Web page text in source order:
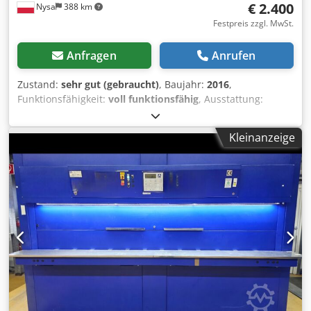
Nysa 388 km € 2.400
Festpreis zzgl. MwSt.
Anfragen Anrufen
Zustand: sehr gut (gebraucht), Baujahr: 2016,
Funktionsfähigkeit: voll funktionsfähig, Ausstattung:
, WIESHEU EUROMAT B5 / B10
VARIO BÄCKEREI OFEN Baujahre 2016 Voll funktionsfähig,
in sehr gutem technischen und optischen Zustand. Das Set
enthält: EUROMAT B5 / B10 VARIO Backofen + 2
Laderäume. Back Blätter/Blech - Zubehör. Frachtkosten
sind abhängig vom Gewicht, dem Volumen und vor allem
von der Entfernung, bei Anfrage sind folgende
Informationen relevant: Lieferadresse (Postleitzahl und
Name der Ortschaft), die weitere Einzelheiten bedürfen
jedoch eines Telefongesprächs, deshalb bitten wir zwecks
Erfragung der Transportkosten und weiteren
Liefermodalitäten mit uns telefonisch Kontakt
aufzunehmen. Unsere Kontaktdaten befinden sich unter
den Rechtlichen Informationen des Verkäufers. Bezahlung
Kleinanzeige